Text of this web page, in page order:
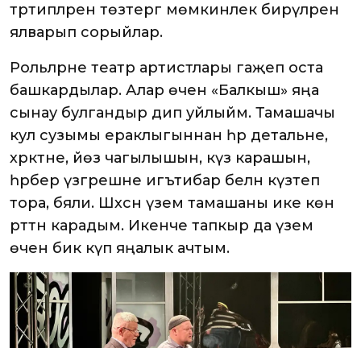
тәртипләрен төзәтергә мөмкинлек бирүләрен
ялварып сорыйлар.
Рольләрне театр артистлары гаҗәеп оста
башкардылар. Алар өчен «Балкыш» яңа
сынау булгандыр дип уйлыйм. Тамашачы
кул сузымы ераклыгыннан һәр детальне,
хәрәкәтне, йөз чагылышын, күз карашын,
һәрбер үзгәрешне игътибар белән күзәтеп
тора, бәяли. Шәхсән үзем тамашаны ике көн
рәттән карадым. Икенче тапкыр да үзем
өчен бик күп яңалык ачтым.